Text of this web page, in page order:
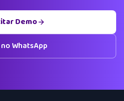
Demo
WhatsApp